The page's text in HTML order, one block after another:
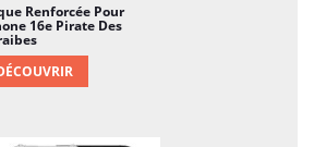
Renforcée Pour
16e Pirate Des